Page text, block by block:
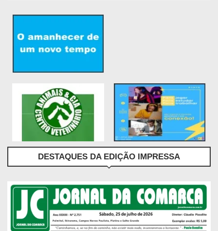
DESTAQUES DA EDIÇÃO IMPRESSA